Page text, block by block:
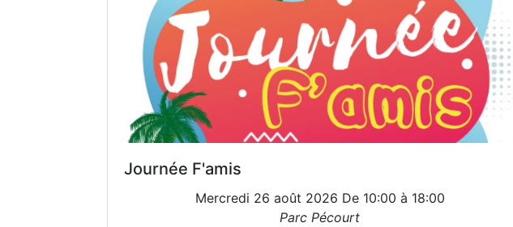
Journée F'amis
Mercredi 26 août 2026 De 10:00 à 18:00
Parc Pécourt